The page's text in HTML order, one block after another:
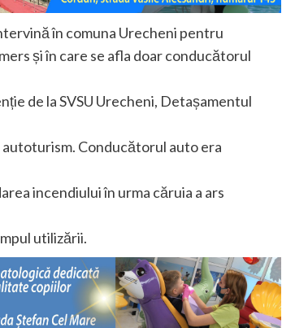
în comuna Urecheni pentru
și în care se afla doar conducătorul
de la SVSU Urecheni, Detașamentul
Conducătorul auto era
incendiului în urma căruia a ars
utilizării.